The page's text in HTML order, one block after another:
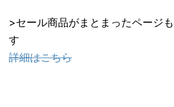
>セール商品がまとまったページ
す
詳細はこちら